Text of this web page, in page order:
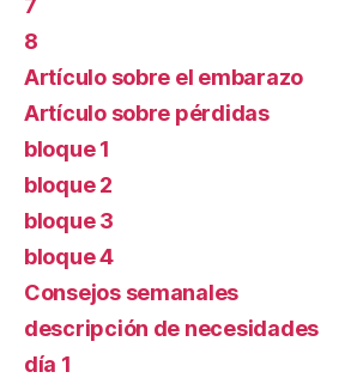
7
8
Artículo sobre el embarazo
Artículo sobre pérdidas
bloque 1
bloque 2
bloque 3
bloque 4
Consejos semanales
descripción de necesidades
día 1